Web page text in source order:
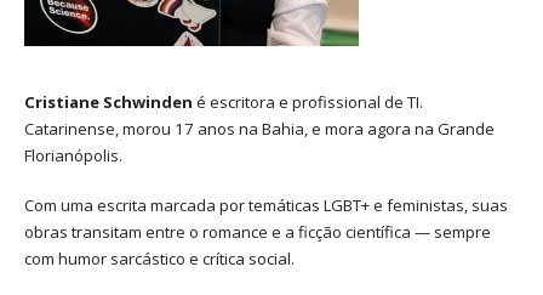
Cristiane Schwinden é escritora e profissional de TI.
Catarinense, morou 17 anos na Bahia, e mora agora na Grande
Florianópolis.
Com uma escrita marcada por temáticas LGBT+ e feministas, suas
obras transitam entre o romance e a ficção científica — sempre
com humor sarcástico e crítica social.